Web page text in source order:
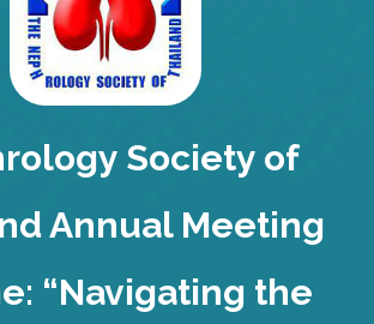
Society of
Annual Meeting
“Navigating the